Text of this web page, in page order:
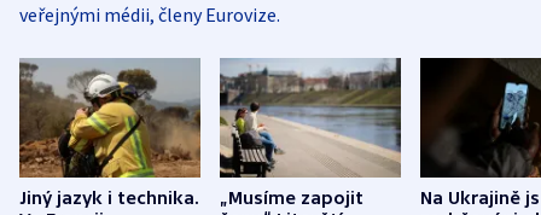
veřejnými médii, členy Eurovize.
Jiný jazyk i technika.
„Musíme zapojit
Na Ukrajině